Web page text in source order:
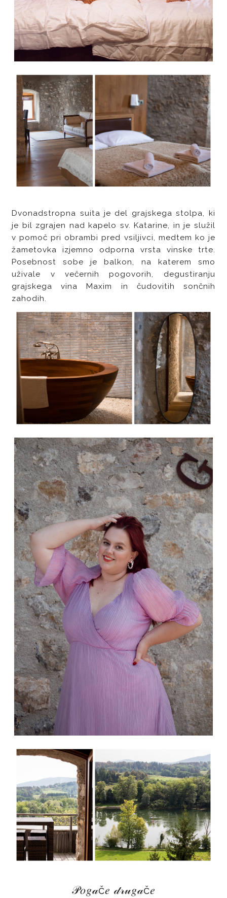
Dvonadstropna suita je del grajskega stolpa, ki
je bil zgrajen nad kapelo sv. Katarine, in je služil
v pomoč pri obrambi pred vsiljivci, medtem ko je
žametovka izjemno odporna vrsta vinske trte.
Posebnost sobe je balkon, na katerem smo
uživale v večernih pogovorih, degustiranju
grajskega vina Maxim in čudovitih sončnih
zahodih.
𝒫𝑜𝑔𝒶č𝑒 𝒹𝓇𝓊𝑔𝒶č𝑒